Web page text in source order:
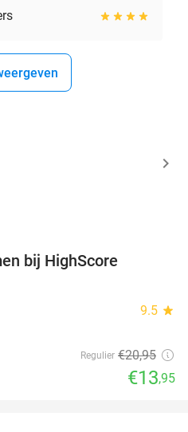
bij HighScore
9.5 star
Regulier €20,95
€13,95